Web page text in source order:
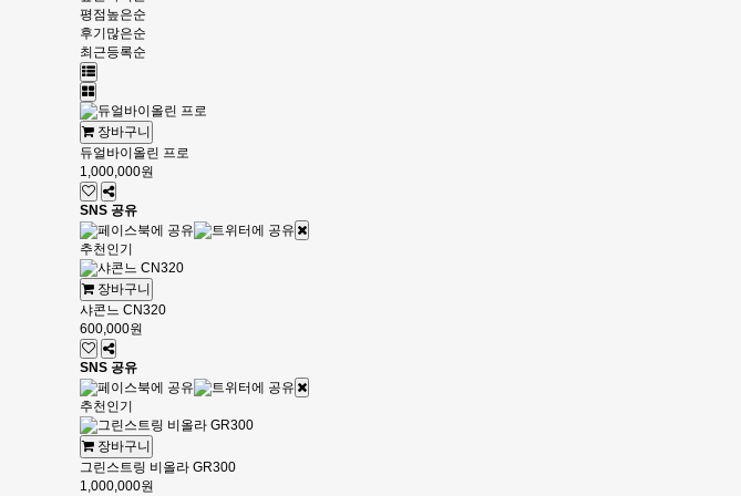
평점높은순
후기많은순
최근등록순
장바구니
듀얼바이올린 프로
1,000,000원
SNS 공유
추천인기
장바구니
샤콘느 CN320
600,000원
SNS 공유
추천인기
장바구니
그린스트링 비올라 GR300
1,000,000원